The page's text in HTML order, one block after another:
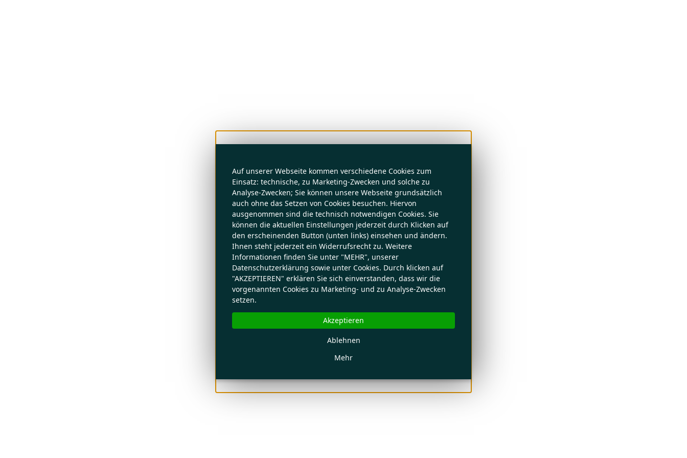
Auf unserer Webseite kommen verschiedene Cookies zum
Einsatz: technische, zu Marketing-Zwecken und solche zu
Analyse-Zwecken; Sie können unsere Webseite grundsätzlich
auch ohne das Setzen von Cookies besuchen. Hiervon
ausgenommen sind die technisch notwendigen Cookies. Sie
können die aktuellen Einstellungen jederzeit durch Klicken auf
den erscheinenden Button (unten links) einsehen und ändern.
Ihnen steht jederzeit ein Widerrufsrecht zu. Weitere
Informationen finden Sie unter "MEHR", unserer
Datenschutzerklärung sowie unter Cookies. Durch klicken auf
"AKZEPTIEREN" erklären Sie sich einverstanden, dass wir die
vorgenannten Cookies zu Marketing- und zu Analyse-Zwecken
setzen.
Mehr
Ablehnen
Akzeptieren